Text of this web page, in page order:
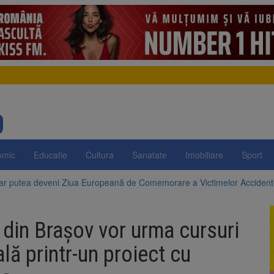
Educatie Cultura Sanatate Imobiliare Sport
putea deveni Ziua Europeană de Comemorare a Victimelor
la apelul pentru reducerea consumului de energie. Nivelul
pentru Iluminat cere reducerea luminii pe timpul nopții, nu
Brașov vor urma cursuri
printr-un proiect cu